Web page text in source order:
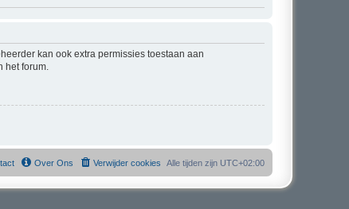
kan ook extra permissies toestaan aan
het forum.
Alle tijden zijn UTC+02:00
Verwijder cookies
Over Ons